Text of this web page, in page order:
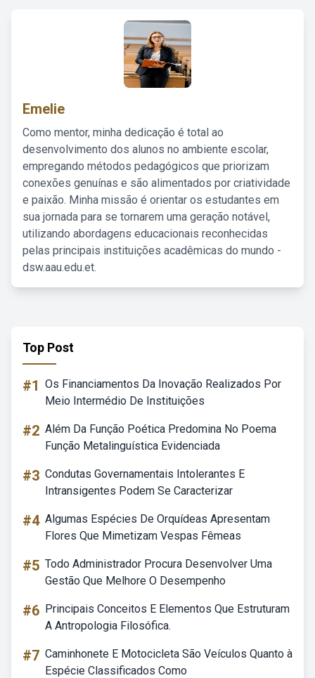
Emelie
Como mentor, minha dedicação é total ao
desenvolvimento dos alunos no ambiente escolar,
empregando métodos pedagógicos que priorizam
conexões genuínas e são alimentados por criatividade
e paixão. Minha missão é orientar os estudantes em
sua jornada para se tornarem uma geração notável,
utilizando abordagens educacionais reconhecidas
pelas principais instituições acadêmicas do mundo -
dsw.aau.edu.et.
Top Post
#1 Os Financiamentos Da Inovação Realizados Por
Meio Intermédio De Instituições
#2 Além Da Função Poética Predomina No Poema
Função Metalinguística Evidenciada
#3 Condutas Governamentais Intolerantes E
Intransigentes Podem Se Caracterizar
#4 Algumas Espécies De Orquídeas Apresentam
Flores Que Mimetizam Vespas Fêmeas
#5 Todo Administrador Procura Desenvolver Uma
Gestão Que Melhore O Desempenho
#6 Principais Conceitos E Elementos Que Estruturam
A Antropologia Filosófica.
#7 Caminhonete E Motocicleta São Veículos Quanto à
Espécie Classificados Como